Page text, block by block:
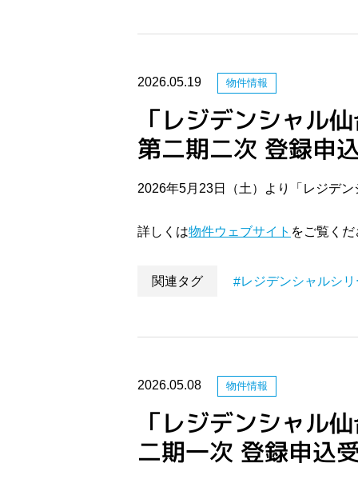
2026.05.19 物件情報
「レジデンシャル
第二期二次 登録申
2026年5月23日（土）より「レジデ
詳しくは物件ウェブサイト をご覧く
関連タグ レジデンシャルシ
2026.05.08 物件情報
「レジデンシャル
二期一次 登録申込